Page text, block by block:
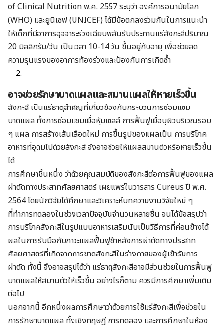
of Clinical Nutrition พ.ศ. 2557 ระบุว่า องค์การอนามัยโลก
(WHO) และยูนิเซฟ (UNICEF) ได้มีข้อตกลงร่วมกันในการแนะนำ
ให้เด็กที่มีอาการอุจจาระร่วงเฉียบพลันรับประทานแร่สังกะสีปริมาณ
20 มิลลิกรัม/วัน เป็นเวลา 10-14 วัน ขึ้นอยู่กับอายุ เพื่อช่วยลด
ความรุนแรงของอาการท้องร่วงและป้องกันการเกิดซ้ำ
อาจช่วยรักษาบาดแผลและสมานแผลให้หายเร็วขึ้น
สังกะสี เป็นแร่ธาตุสำคัญที่เกี่ยวข้องกับกระบวนการซ่อมแซม
บาดแผล ทั้งการซ่อมแซมเยื่อหุ้มเซลล์ การฟื้นฟูเยื่อบุผิวบริเวณรอบ
ๆ แผล การสร้างเส้นเลือดใหม่ การขึ้นรูปของแผลเป็น การบริโภค
อาหารที่อุดมไปด้วยสังกะสี จึงอาจช่วยให้แผลสมานตัวหรือหายเร็วขึ้น
ได้
การศึกษาชิ้นหนึ่ง ว่าด้วยคุณสมบัติของสังกะสีต่อการฟื้นฟูของแผล
ผ่าตัดทางประสาทศัลยศาสตร์ เผยแพร่ในวารสาร Cureus ปี พ.ศ.
2564 โดยนักวิจัยได้ศึกษาและวิเคราะห์บทความงานวิจัยใหม่ ๆ
ที่ทำการทดลองในช่วงเวลาปัจจุบันจำนวนหลายชิ้น จนได้ข้อสรุปว่า
การบริโภคสังกะสีในรูปแบบอาหารเสริมนับเป็นวิธีการที่ค่อนข้างได้
ผลในการรับมือกับภาวะแผลฟื้นฟูช้าหลังการผ่าตัดทางประสาท
ศัลยศาสตร์ที่เกิดจากการขาดสังกะสีในร่างกายของผู้เข้ารับการ
ผ่าตัด ทั้งนี้ จึงอาจสรุปได้ว่า แร่ธาตุสังกะสีอาจมีส่วนช่วยในการฟื้นฟู
บาดแผลให้สมานตัวให้เร็วขึ้น อย่างไรก็ตาม ควรมีการศึกษาเพิ่มเติม
ต่อไป
นอกจากนี้ อีกหนึ่งผลการศึกษาว่าด้วยการใช้แร่สังกะสีเพื่อช่วยใน
การรักษาบาดแผล ทั้งเชิงทฤษฎี การทดลอง และการศึกษาในห้อง